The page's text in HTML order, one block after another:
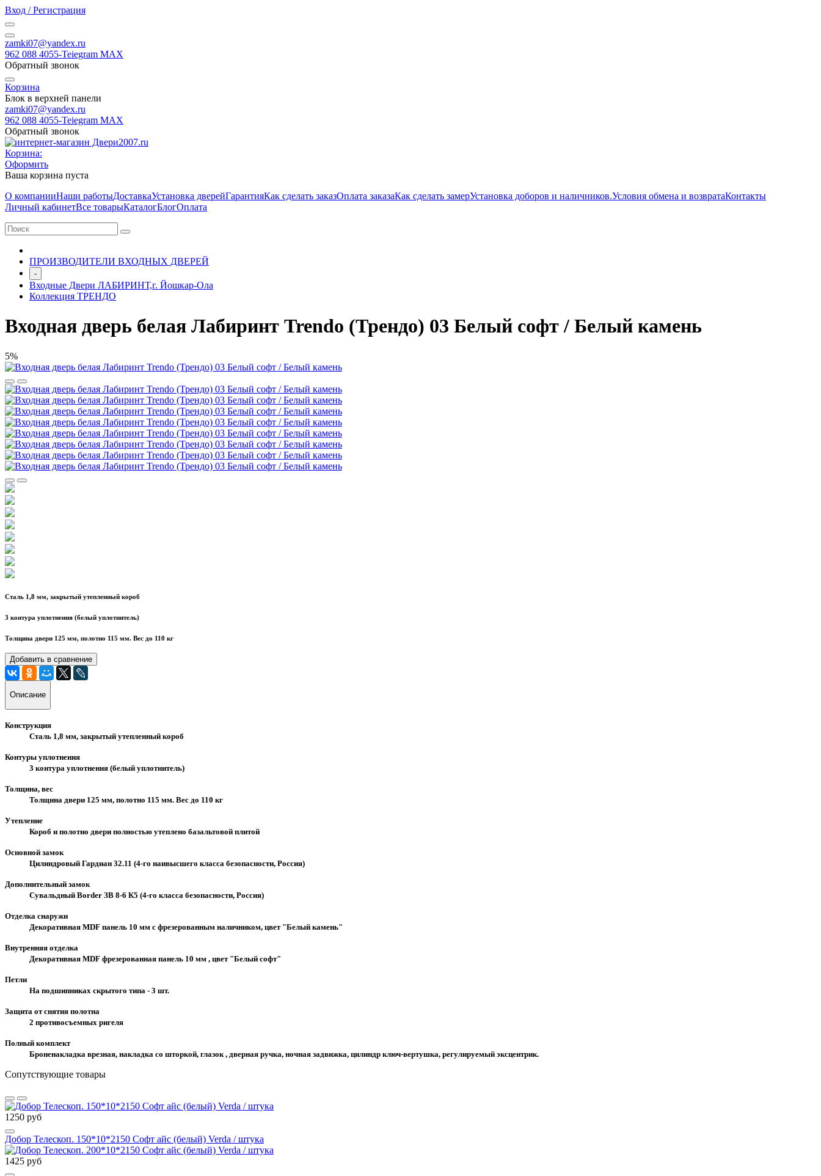
Вход / Регистрация
zamki07@yandex.ru
962 088 4055-Teiegram МАХ
Обратный звонок
Корзина
Блок в верхней панели
zamki07@yandex.ru
962 088 4055-Teiegram МАХ
Обратный звонок
Корзина:
Оформить
Ваша корзина пуста
О компанииНаши работыДоставкаУстановка дверейГарантияКак сделать заказОплата заказаКак сделать замерУстановка доборов и наличников.Условия обмена и возвратаКонтакты
Личный кабинетВсе товарыКаталогБлогОплата
ПРОИЗВОДИТЕЛИ ВХОДНЫХ ДВЕРЕЙ
-
Входные Двери ЛАБИРИНТ,г. Йошкар-Ола
Коллекция ТРЕНДО
Входная дверь белая Лабиринт Trendo (Трендо) 03 Белый софт / Белый камень
5%
Сталь 1,8 мм, закрытый утепленный короб
3 контура уплотнения (белый уплотнитель)
Толщина двери 125 мм, полотно 115 мм. Вес до 110 кг
Добавить в сравнение
Описание
Конструкция
Сталь 1,8 мм, закрытый утепленный короб
Контуры уплотнения
3 контура уплотнения (белый уплотнитель)
Толщина, вес
Толщина двери 125 мм, полотно 115 мм. Вес до 110 кг
Утепление
Короб и полотно двери полностью утеплено базальтовой плитой
Основной замок
Цилиндровый Гардиан 32.11 (4-го наивысшего класса безопасности, Россия)
Дополнительный замок
Сувальдный Border ЗВ 8-6 К5 (4-го класса безопасности, Россия)
Отделка снаружи
Декоративная MDF панель 10 мм с фрезерованным наличником, цвет "Белый камень"
Внутренняя отделка
Декоративная MDF фрезерованная панель 10 мм , цвет "Белый софт"
Петли
На подшипниках скрытого типа - 3 шт.
Защита от снятия полотна
2 противосъемных ригеля
Полный комплект
Броненакладка врезная, накладка со шторкой, глазок , дверная ручка, ночная задвижка, цилиндр ключ-вертушка, регулируемый эксцентрик.
Сопутствующие товары
1250 руб
Добор Телескоп. 150*10*2150 Софт айс (белый) Verda / штука
1425 руб